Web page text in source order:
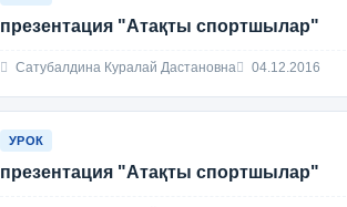
презентация "Атақты спортшылар"
Сатубалдина Куралай Дастановна 04.12.2016
УРОК
презентация "Атақты спортшылар"